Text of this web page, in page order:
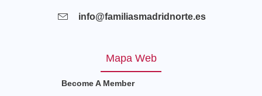
info@familiasmadridnorte.es
Mapa Web
Become A Member